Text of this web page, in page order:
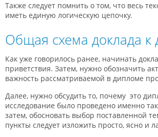
Также следует помнить о том, что весь
иметь единую логическую цепочку.
Общая схема доклада к
Как уже говорилось ранее, начинать
приветствия. Затем, нужно обозначить
важность рассматриваемой в дипломе
Далее, нужно обсудить то, почему это
исследование было проведено именно
затем, обосновать выбор поставленной
пункты следует изложить просто, ясно и